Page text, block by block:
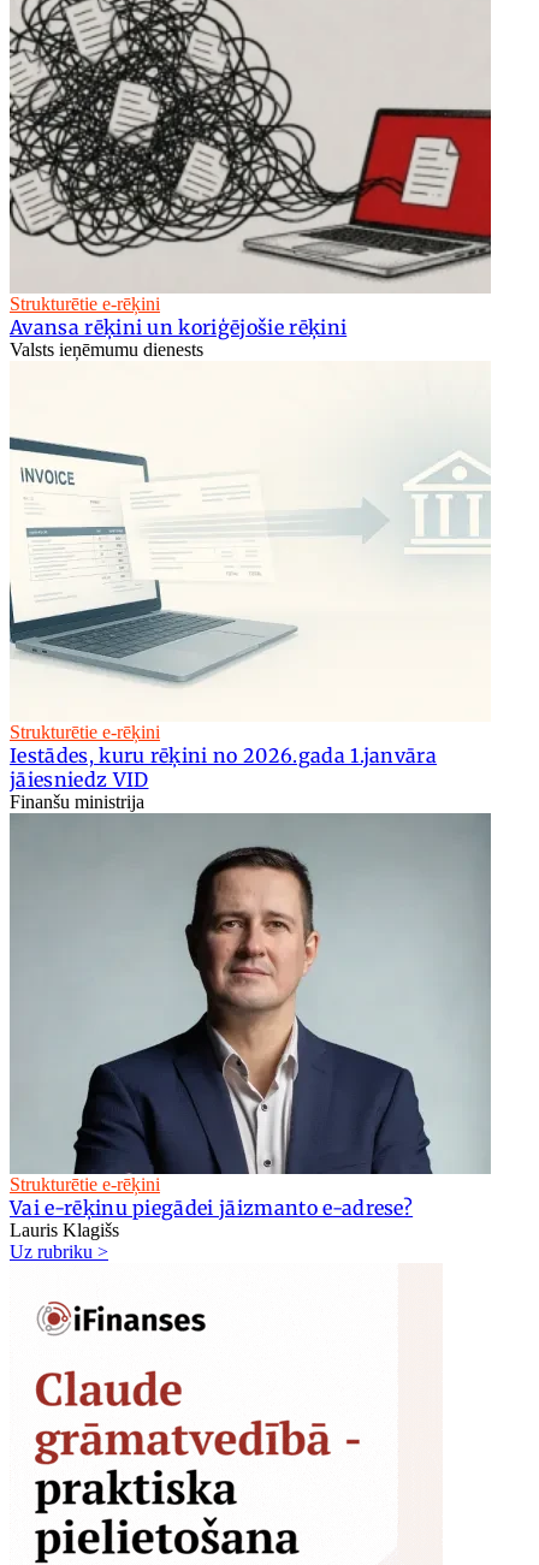
Strukturētie e-rēķini
Avansa rēķini un koriģējošie rēķini
Valsts ieņēmumu dienests
Strukturētie e-rēķini
Iestādes, kuru rēķini no 2026.gada 1.janvāra
jāiesniedz VID
Finanšu ministrija
Strukturētie e-rēķini
Vai e-rēķinu piegādei jāizmanto e-adrese?
Lauris Klagišs
Uz rubriku >